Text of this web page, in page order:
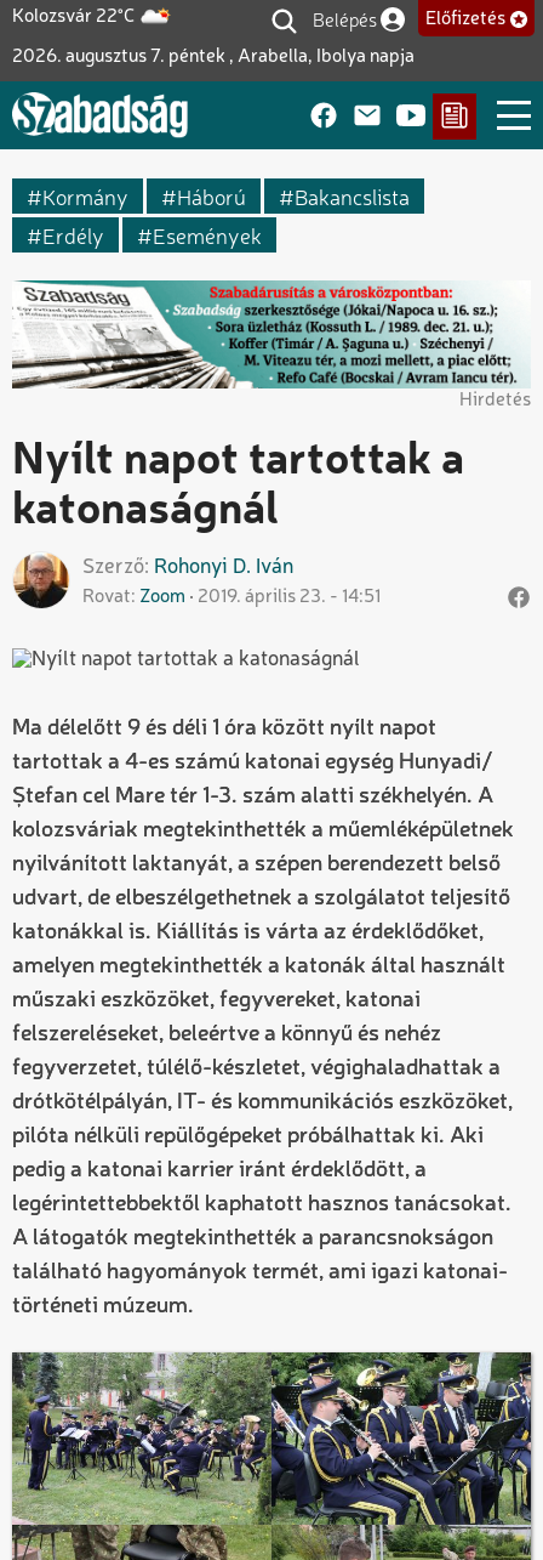
Ugrás
tartalomra
Kolozsvár 22°C
2026. augusztus 7. péntek , Arabella, Ibolya napja
Felhasználói fiók
Belépés Előfizetés
Kormány Háború
Bakancslista
Erdély
Események
Hirdetés
Nyílt napot tartottak a
katonaságnál
Szerző Rohonyi D. Iván
Rovat Zoom 2019. április 23. - 14:51
Ma délelőtt 9 és déli 1 óra között nyílt napot
tartottak a 4-es számú katonai egység Hunyadi/
Ștefan cel Mare tér 1-3. szám alatti székhelyén. A
kolozsváriak megtekinthették a műemléképületnek
nyilvánított laktanyát, a szépen berendezett belső
udvart, de elbeszélgethetnek a szolgálatot teljesítő
katonákkal is. Kiállítás is várta az érdeklődőket,
amelyen megtekinthették a katonák által használt
műszaki eszközöket, fegyvereket, katonai
felszereléseket, beleértve a könnyű és nehéz
fegyverzetet, túlélő-készletet, végighaladhattak a
drótkötélpályán, IT- és kommunikációs eszközöket,
pilóta nélküli repülőgépeket próbálhattak ki. Aki
pedig a katonai karrier iránt érdeklődött, a
legérintettebbektől kaphatott hasznos tanácsokat.
A látogatók megtekinthették a parancsnokságon
található hagyományok termét, ami igazi katonai-
történeti múzeum.